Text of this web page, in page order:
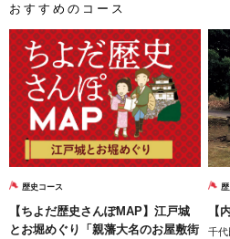
おすすめのコース
歴史コース
【ちよだ歴史さんぽMAP】江戸城
とお堀めぐり「親藩大名のお屋敷街
【
千